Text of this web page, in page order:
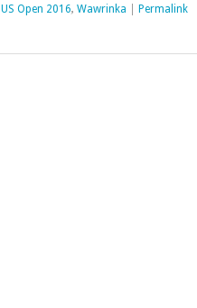
US Open 2016, Wawrinka Permalink